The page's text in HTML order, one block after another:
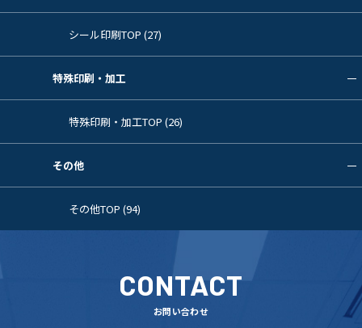
シール印刷TOP (27)
特殊印刷・加工
特殊印刷・加工TOP (26)
その他
その他TOP (94)
CONTACT
お問い合わせ